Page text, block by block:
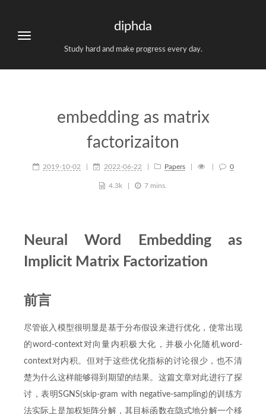
diphda
Study hard and make progress every day.
embedding as matrix
factorizaiton
2019-10-02 2022-06-22 Papers 0
4.3k 7 mins.
Neural Word Embedding as
Implicit Matrix Factorization
前言
尽管嵌入模型很明显是基于分布假设来进行优化，使常出现
的word-context对向量内积极大化，并极小化随机word-
context对内积。但对于这些优化指标的讨论很少，也不清
楚为什么这样能够得到期望的结果。这篇文章对此进行了探
讨，表明SGNS(skip-gram with negative-sampling)的训练方
法实际上是加权矩阵分解，其目标函数在隐式地分解一个移